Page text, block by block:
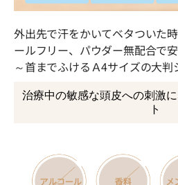
談ください。
外出先で汗をかいてベタついた
ールフリー、パウダー無配合で
～首までふけるＡ4サイズの大判
治療中の敏感な頭皮への刺激
ト